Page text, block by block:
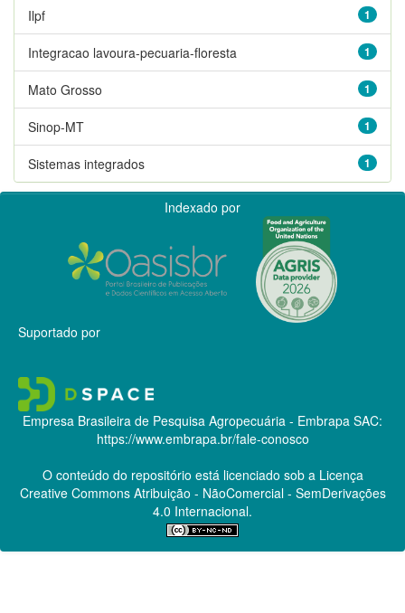
1
Ilpf
1
Integracao lavoura-pecuaria-floresta
1
Mato Grosso
1
Sinop-MT
1
Sistemas integrados
Indexado por
Suportado por
Empresa Brasileira de Pesquisa Agropecuária - Embrapa SAC:
https://www.embrapa.br/fale-conosco
O conteúdo do repositório está licenciado sob a Licença
Creative CommonsAtribuição - NãoComercial - SemDerivações
4.0 Internacional.